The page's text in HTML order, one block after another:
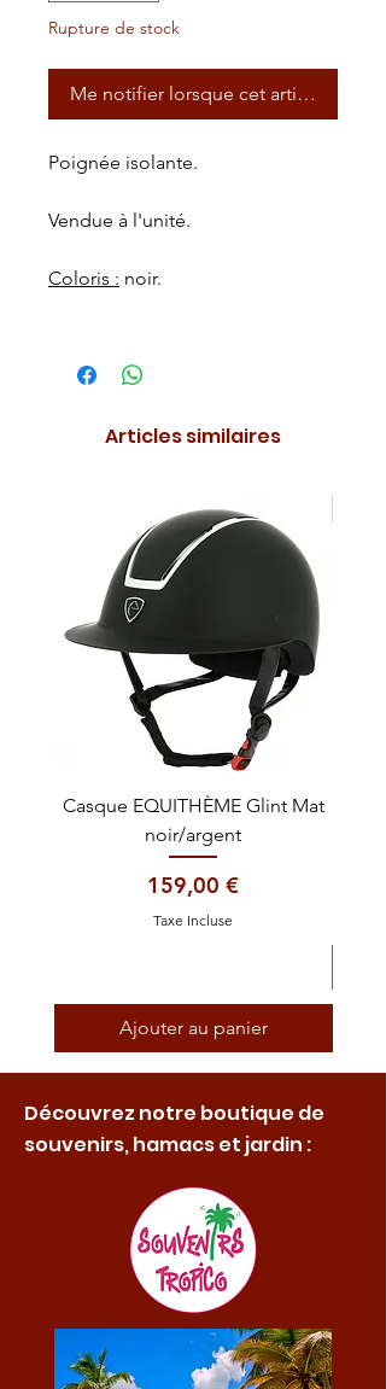
Rupture de stock
Me notifier lorsque cet article est
Poignée isolante.
Vendue à l'unité.
Coloris : noir.
Articles similaires
Casque EQUITHÈME Glint Mat
noir/argent
Prix
159,00 €
Taxe Incluse
Ajouter au panier
Découvrez notre boutique de
souvenirs, hamacs et jardin :